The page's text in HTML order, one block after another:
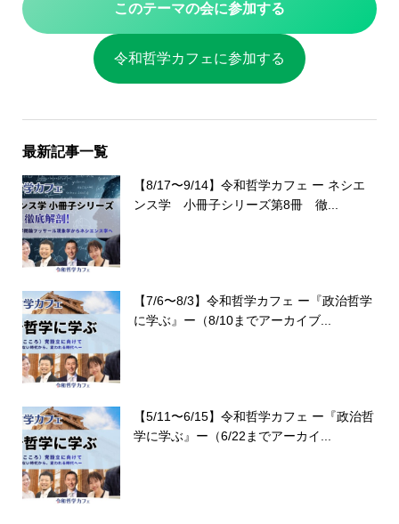
このテーマの会に参加する
令和哲学カフェに参加する
最新記事一覧
【8/17〜9/14】令和哲学カフェ ー ネシエ
ンス学 小冊子シリーズ第8冊 徹...
【7/6〜8/3】令和哲学カフェ ー『政治哲学
に学ぶ』ー（8/10までアーカイブ...
【5/11〜6/15】令和哲学カフェ ー『政治哲
学に学ぶ』ー（6/22までアーカイ...